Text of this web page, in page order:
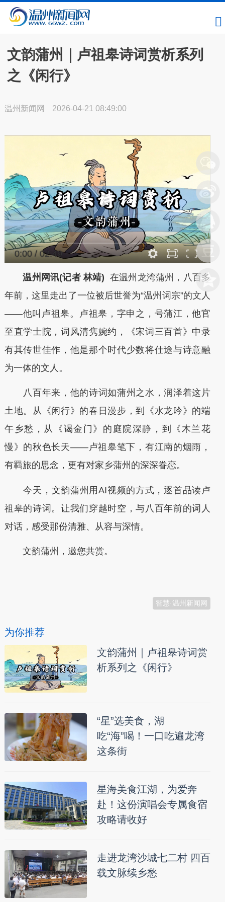
文韵蒲州｜卢祖皋诗词赏析系列
之《闲行》
温州新闻网 2026-04-21 08:49:00
0:00/02:49
温州网讯(记者 林靖) 在温州龙湾蒲州，八百多
年前，这里走出了一位被后世誉为“温州词宗”的文人
——他叫卢祖皋。卢祖皋，字申之，号蒲江，他官
至直学士院，词风清隽婉约，《宋词三百首》中录
有其传世佳作，他是那个时代少数将仕途与诗意融
为一体的文人。
八百年来，他的诗词如蒲州之水，润泽着这片
土地。从《闲行》的春日漫步，到《水龙吟》的端
午乡愁，从《谒金门》的庭院深静，到《木兰花
慢》的秋色长天——卢祖皋笔下，有江南的烟雨，
有羁旅的思念，更有对家乡蒲州的深深眷恋。
今天，文韵蒲州用AI视频的方式，逐首品读卢
祖皋的诗词。让我们穿越时空，与八百年前的词人
对话，感受那份清雅、从容与深情。
文韵蒲州，邀您共赏。
智慧·温州新闻网
为你推荐
文韵蒲州｜卢祖皋诗词赏
析系列之《闲行》
“星”选美食，湖
吃“海”喝！一口吃遍龙湾
这条街
星海美食江湖，为爱奔
赴！这份演唱会专属食宿
攻略请收好
走进龙湾沙城七二村 四百
载文脉续乡愁